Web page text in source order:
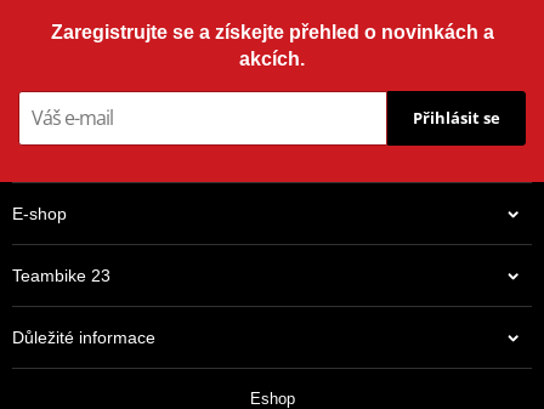
Zaregistrujte se a získejte přehled o novinkách a
akcích.
Přihlásit se
E-shop
Teambike 23
Důležité informace
Eshop